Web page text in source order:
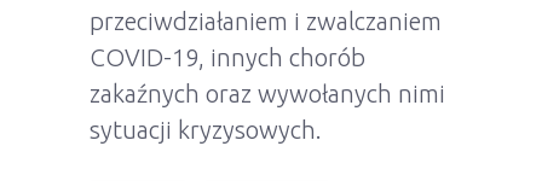
przeciwdziałaniem i zwalczaniem
COVID-19, innych chorób
zakaźnych oraz wywołanych nimi
sytuacji kryzysowych.